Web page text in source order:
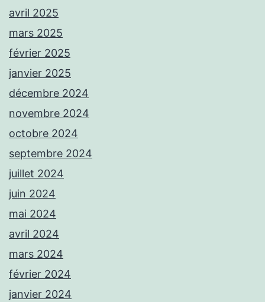
avril 2025
mars 2025
février 2025
janvier 2025
décembre 2024
novembre 2024
octobre 2024
septembre 2024
juillet 2024
juin 2024
mai 2024
avril 2024
mars 2024
février 2024
janvier 2024